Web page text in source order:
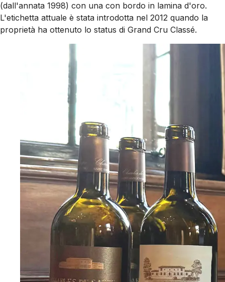
(dall'annata 1998) con una con bordo in lamina d'oro.
L'etichetta attuale è stata introdotta nel 2012 quando la
proprietà ha ottenuto lo status di Grand Cru Classé.